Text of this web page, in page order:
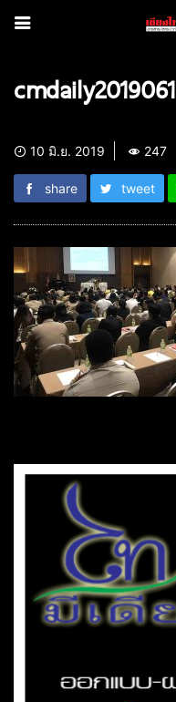
10 มิ.ย. 2019 247
share tweet